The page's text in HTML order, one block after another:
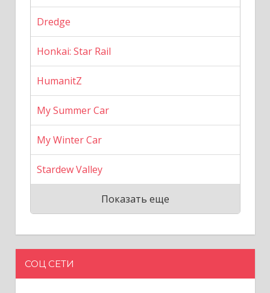
Dredge
Honkai: Star Rail
HumanitZ
My Summer Car
My Winter Car
Stardew Valley
Показать еще
СОЦ СЕТИ